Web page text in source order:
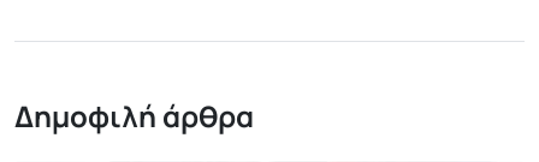
Δημοφιλή άρθρα